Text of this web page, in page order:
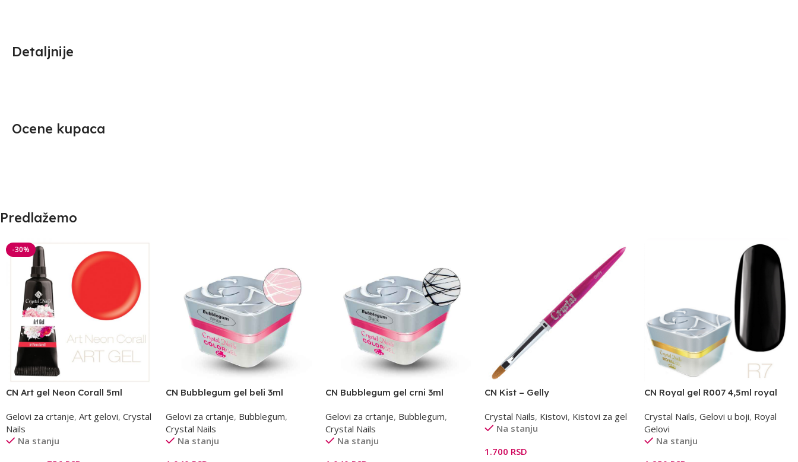
Detaljnije
Ocene kupaca
Predlažemo
-30%
CN Art gel Neon Corall 5ml
Gelovi za crtanje, Art gelovi, Crystal
Nails
Na stanju
CN Bubblegum gel beli 3ml
Gelovi za crtanje, Bubblegum,
Crystal Nails
Na stanju
CN Bubblegum gel crni 3ml
Gelovi za crtanje, Bubblegum,
Crystal Nails
Na stanju
CN Kist – Gelly
Crystal Nails, Kistovi, Kistovi za gel
Na stanju
1.700 RSD
CN Royal gel R007 4,5ml royal
Crystal Nails,Gelovi u boji, Royal
Gelovi
Na stanju